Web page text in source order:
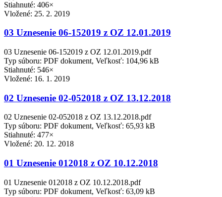
Stiahnuté: 406×
Vložené: 25. 2. 2019
03 Uznesenie 06-152019 z OZ 12.01.2019
03 Uznesenie 06-152019 z OZ 12.01.2019.pdf
Typ súboru: PDF dokument, Veľkosť: 104,96 kB
Stiahnuté: 546×
Vložené: 16. 1. 2019
02 Uznesenie 02-052018 z OZ 13.12.2018
02 Uznesenie 02-052018 z OZ 13.12.2018.pdf
Typ súboru: PDF dokument, Veľkosť: 65,93 kB
Stiahnuté: 477×
Vložené: 20. 12. 2018
01 Uznesenie 012018 z OZ 10.12.2018
01 Uznesenie 012018 z OZ 10.12.2018.pdf
Typ súboru: PDF dokument, Veľkosť: 63,09 kB